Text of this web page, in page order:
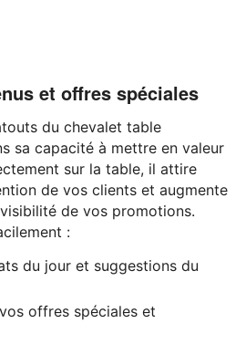
et offres spéciales
du chevalet table
sa capacité à mettre en valeur
sur la table, il attire
de vos clients et augmente
de vos promotions.
:
du jour et suggestions du
offres spéciales et